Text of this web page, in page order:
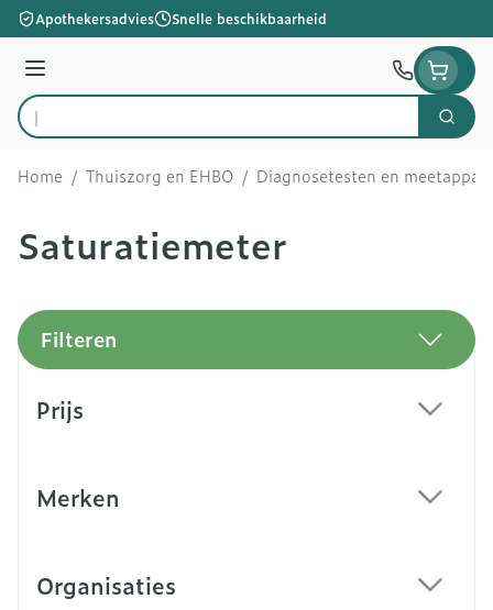
Ga naar de inhoud
Apothekersadvies Snelle beschikbaarheid
Menu
Product, merk, categorie...
Zoek
Home / Thuiszorg en EHBO / Diagnosetesten en
Saturatiemeter
Filteren
Prijs
Merken
Organisaties